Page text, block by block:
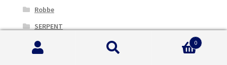
Robbe
SERPENT
Thicon
0